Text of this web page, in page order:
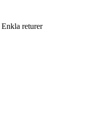
Enkla returer